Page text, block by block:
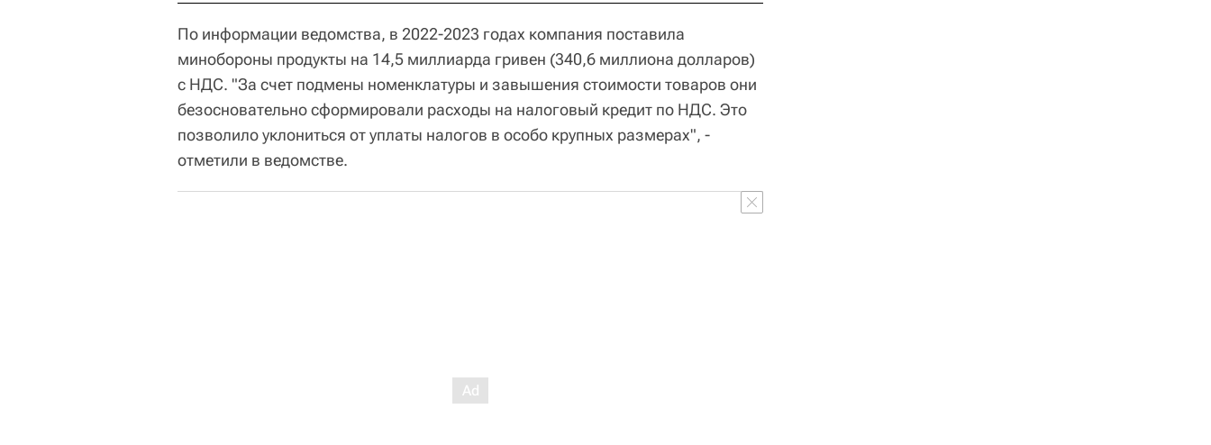
По информации ведомства, в 2022-2023 годах компания поставила
минобороны продукты на 14,5 миллиарда гривен (340,6 миллиона долларов)
с НДС. "За счет подмены номенклатуры и завышения стоимости товаров они
безосновательно сформировали расходы на налоговый кредит по НДС. Это
позволило уклониться от уплаты налогов в особо крупных размерах", -
отметили в ведомстве.